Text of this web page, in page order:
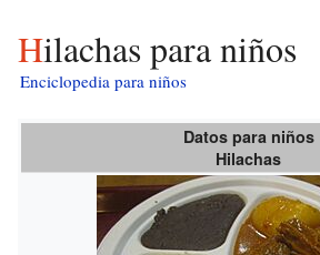
Hilachas para niños
Enciclopedia para niños
Datos para niños
Hilachas